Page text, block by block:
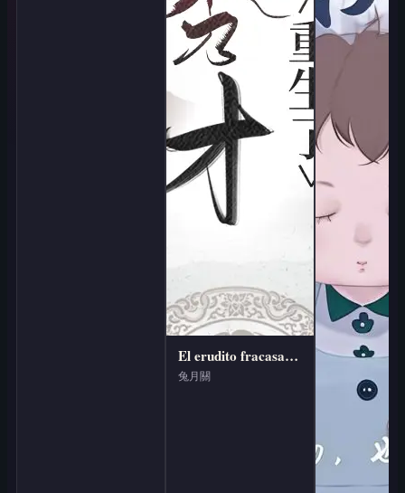
El erudito fracasado en los exámenes imperiales renació
兔月關